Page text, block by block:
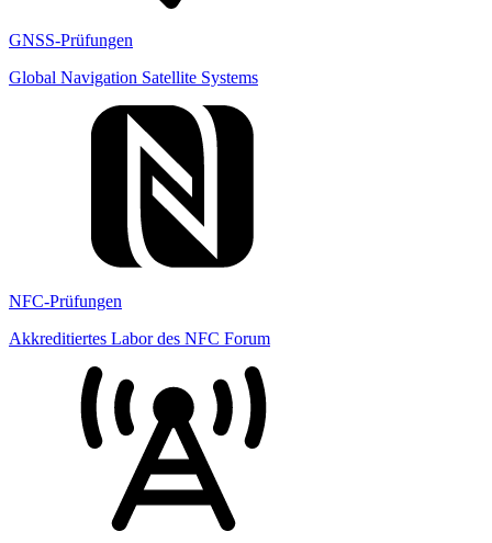
GNSS-Prüfungen
Global Navigation Satellite Systems
NFC-Prüfungen
Akkreditiertes Labor des NFC Forum